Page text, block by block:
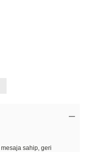
mesaja sahip, geri